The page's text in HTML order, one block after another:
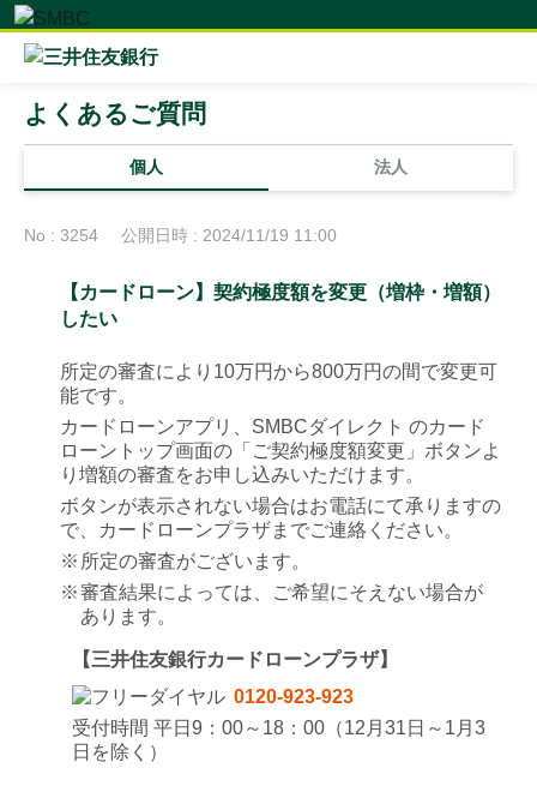
個人 法人
よくあるご質問
No : 3254 公開日時 : 2024/11/19 11:00
【カードローン】契約極度額を変更（増枠・増額）
したい
所定の審査により10万円から800万円の間で変更可
能です。
カードローンアプリ、SMBCダイレクト のカード
ローントップ画面の「ご契約極度額変更」ボタンよ
り増額の審査をお申し込みいただけます。
ボタンが表示されない場合はお電話にて承りますの
で、カードローンプラザまでご連絡ください。
※ 所定の審査がございます。
※審査結果によっては、ご希望にそえない場合が
あります。
【三井住友銀行カードローンプラザ】
0120-923-923
受付時間 平日9：00～18：00（12月31日～1月3
日を除く）